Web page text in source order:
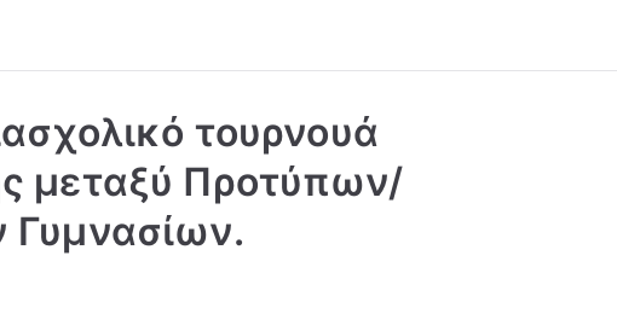
τουρνουά
μεταξύ Προτύπων/
Γυμνασίων.